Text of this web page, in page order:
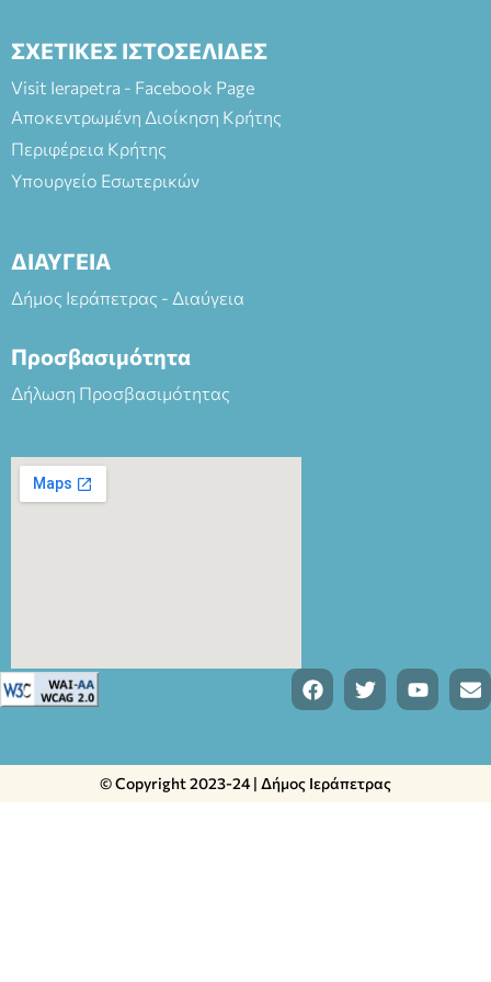
ΣΧΕΤΙΚΕΣ ΙΣΤΟΣΕΛΙΔΕΣ
Visit Ierapetra - Facebook Page
Αποκεντρωμένη Διοίκηση Κρήτης
Περιφέρεια Κρήτης
Υπουργείο Εσωτερικών
ΔΙΑΥΓΕΙΑ
Δήμος Ιεράπετρας - Διαύγεια
Προσβασιμότητα
Δήλωση Προσβασιμότητας
© Copyright 2023-24 | Δήμος Ιεράπετρας